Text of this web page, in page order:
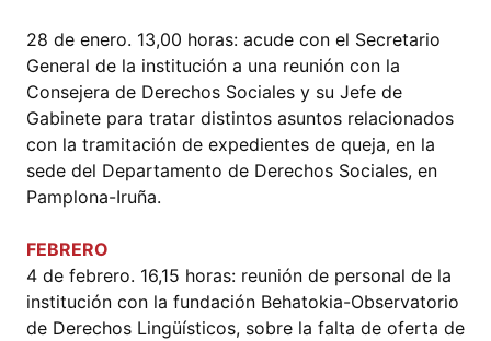
28 de enero. 13,00 horas: acude con el Secretario
General de la institución a una reunión con la
Consejera de Derechos Sociales y su Jefe de
Gabinete para tratar distintos asuntos relacionados
con la tramitación de expedientes de queja, en la
sede del Departamento de Derechos Sociales, en
Pamplona-Iruña.
FEBRERO
4 de febrero. 16,15 horas: reunión de personal de la
institución con la fundación Behatokia-Observatorio
de Derechos Lingüísticos, sobre la falta de oferta de